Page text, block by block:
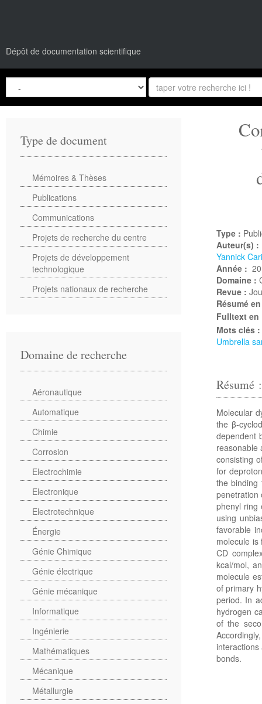
Dépôt de documentation scientifique
Type :
Auteur(s) :
Yannick
Année :
Domaine :
Revue :
Résumé
Fulltext en
Mots clés :
Umbrella
Molecular
the β-
dependent
reasonable
consisting
for
the binding
penetration
phenyl ring
using
favorable
molecule is
CD
kcal/mol,
molecule
of primary
period. In
hydrogen
of the
bonds.
Type de document
Mémoires & Thèses
Publications
Communications
Projets de recherche du centre
Projets de développement
technologique
Projets nationaux de recherche
Domaine de recherche
Aéronautique
Automatique
Chimie
Corrosion
Electrochimie
Electronique
Electrotechnique
Énergie
Génie Chimique
Génie électrique
Génie mécanique
Informatique
Ingénierie
Mathématiques
Mécanique
Métallurgie